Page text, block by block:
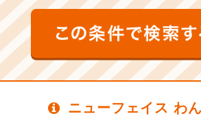
ニューフェイス わ